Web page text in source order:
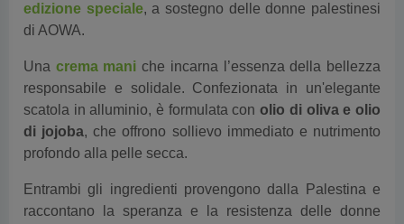
edizione speciale, a sostegno delle donne palestinesi
di AOWA.
Una crema mani che incarna l’essenza della bellezza
responsabile e solidale. Confezionata in un'elegante
scatola in alluminio, è formulata conolio di oliva e olio
di jojoba, che offrono sollievo immediato e nutrimento
profondo alla pelle secca.
Entrambi gli ingredienti provengono dalla Palestina e
raccontano la speranza e la resistenza delle donne